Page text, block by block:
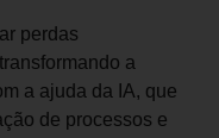
perdas
a
a ajuda da IA, que
de processos e